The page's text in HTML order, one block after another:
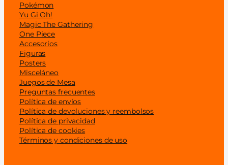
Pokémon
Yu Gi Oh!
Magic The Gathering
One Piece
Accesorios
Figuras
Posters
Misceláneo
Juegos de Mesa
Preguntas frecuentes
Política de envíos
Política de devoluciones y reembolsos
Política de privacidad
Política de cookies
Términos y condiciones de uso